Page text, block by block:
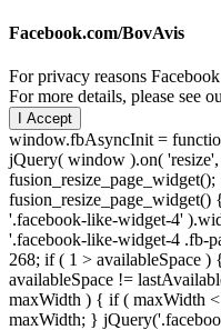
Facebook.com/BovAvis
For privacy reasons
For more details, please see
I Accept
window.fbAsyncInit =
jQuery( window ).on(
fusion_resize_page_widget()
'.facebook-like-widget-4'
'.facebook-like-widget-4 .fb-
268; if ( 1 > availableSpace
availableSpace !=
maxWidth ) { if ( maxWidth
maxWidth; }